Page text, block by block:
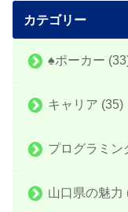
カテゴリー
♠️ポーカー
キャリア (35)
プログラミン
山口県の魅力